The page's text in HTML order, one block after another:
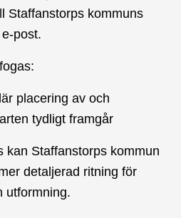
Staffanstorps kommuns
post.
placering av och
tydligt framgår
kan Staffanstorps kommun
detaljerad ritning för
utformning.